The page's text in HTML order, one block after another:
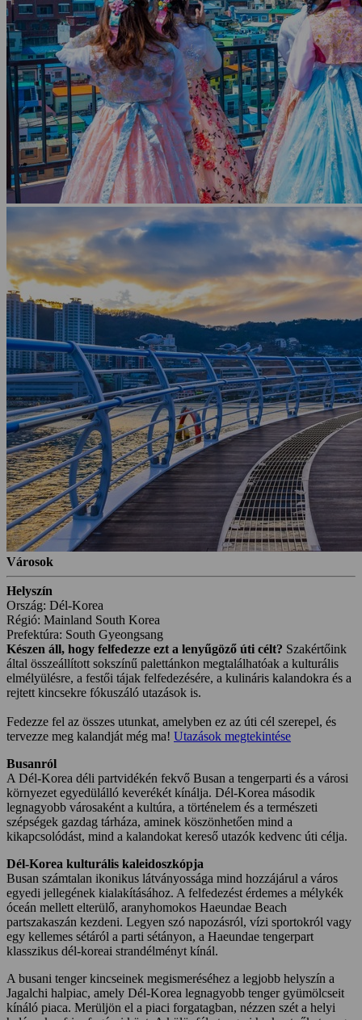
Városok
Helyszín
Ország: Dél-Korea
Régió: Mainland South Korea
Prefektúra: South Gyeongsang
Készen áll, hogy felfedezze ezt a lenyűgöző úti célt? Szakértőink
által összeállított sokszínű palettánkon megtalálhatóak a kulturális
elmélyülésre, a festői tájak felfedezésére, a kulináris kalandokra és a
rejtett kincsekre fókuszáló utazások is.
Fedezze fel az összes utunkat, amelyben ez az úti cél szerepel, és
tervezze meg kalandját még ma! Utazások megtekintése
Busanról
A Dél-Korea déli partvidékén fekvő Busan a tengerparti és a városi
környezet egyedülálló keverékét kínálja. Dél-Korea második
legnagyobb városaként a kultúra, a történelem és a természeti
szépségek gazdag tárháza, aminek köszönhetően mind a
kikapcsolódást, mind a kalandokat kereső utazók kedvenc úti célja.
Dél-Korea kulturális kaleidoszkópja
Busan számtalan ikonikus látványossága mind hozzájárul a város
egyedi jellegének kialakításához. A felfedezést érdemes a mélykék
óceán mellett elterülő, aranyhomokos Haeundae Beach
partszakaszán kezdeni. Legyen szó napozásról, vízi sportokról vagy
egy kellemes sétáról a parti sétányon, a Haeundae tengerpart
klasszikus dél-koreai strandélményt kínál.
A busani tenger kincseinek megismeréséhez a legjobb helyszín a
Jagalchi halpiac, amely Dél-Korea legnagyobb tenger gyümölcseit
kínáló piaca. Merüljön el a piaci forgatagban, nézzen szét a helyi